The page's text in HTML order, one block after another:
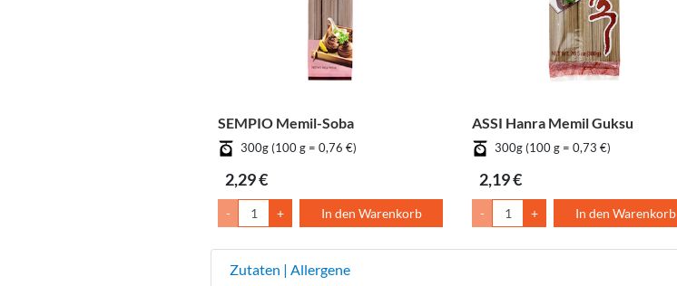
SEMPIO Memil-Soba
300g (100 g = 0,76 €)
2,29 €
- + In den Warenkorb
ASSI Hanra Memil Guksu
300g (100 g = 0,73 €)
2,19 €
- + In den Warenkorb
Zutaten | Allergene